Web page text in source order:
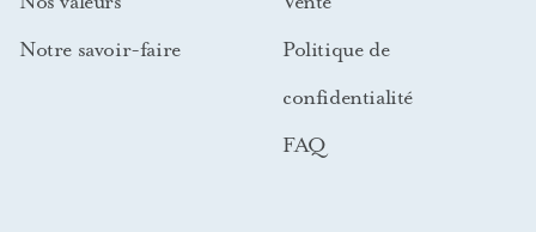
Notre savoir-faire
Politique de
confidentialité
FAQ